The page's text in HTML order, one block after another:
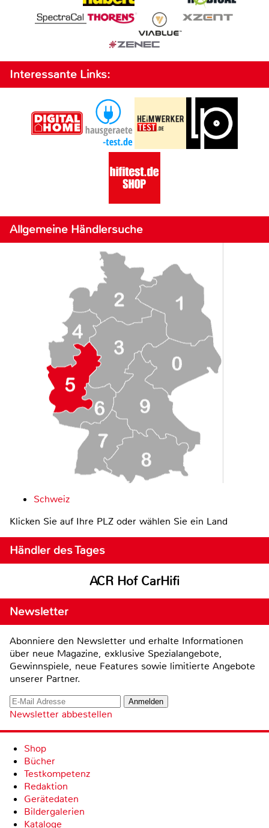
Interessante Links:
Allgemeine Händlersuche
Schweiz
Klicken Sie auf Ihre PLZ oder wählen Sie ein Land
Händler des Tages
ACR Hof CarHifi
Newsletter
Abonniere den Newsletter und erhalte Informationen
über neue Magazine, exklusive Spezialangebote,
Gewinnspiele, neue Features sowie limitierte Angebote
unserer Partner.
Newsletter abbestellen
Shop
Bücher
Testkompetenz
Redaktion
Gerätedaten
Bildergalerien
Kataloge